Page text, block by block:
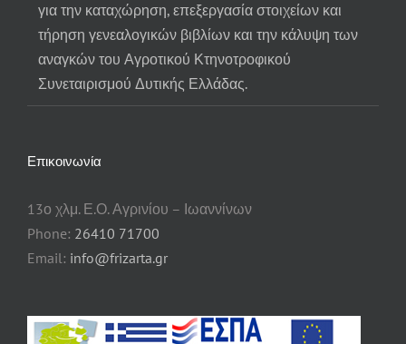
για την καταχώρηση, επεξεργασία στοιχείων και
τήρηση γενεαλογικών βιβλίων και την κάλυψη των
αναγκών του Αγροτικού Κτηνοτροφικού
Συνεταιρισμού Δυτικής Ελλάδας.
Επικοινωνία
13ο χλμ. Ε.Ο. Αγρινίου – Ιωαννίνων
Phone: 26410 71700
Email: info@frizarta.gr